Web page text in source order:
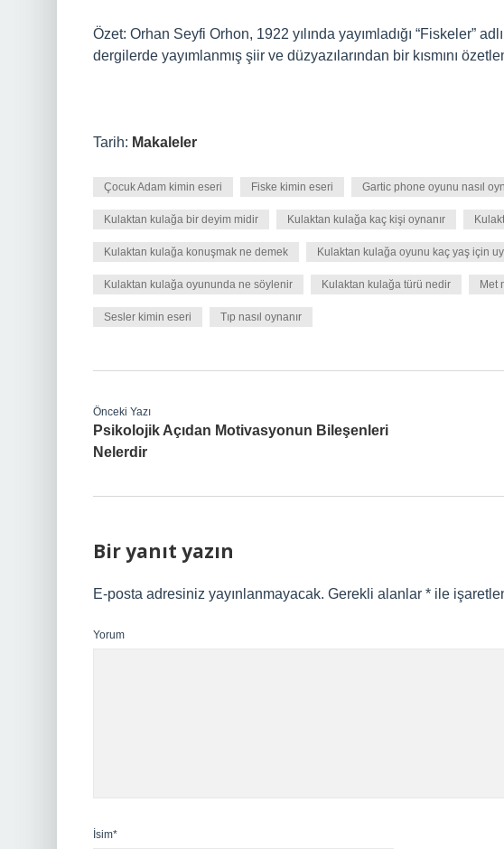
Özet: Orhan Seyfi Orhon, 1922 yılında yayımladığı “Fiskeler”
dergilerde yayımlanmış şiir ve düzyazılarından bir kısmını
Tarih: Makaleler
Çocuk Adam kimin eseri Fiske kimin eseri Gartic phone oyunu nasıl
Kulaktan kulağa bir deyim midir Kulaktan kulağa kaç kişi oynanır
Kulaktan kulağa konuşmak ne demek Kulaktan kulağa oyunu kaç yaş için
Kulaktan kulağa oyununda ne söylenir Kulaktan kulağa türü nedir Met
Sesler kimin eseri Tıp nasıl oynanır
Önceki Yazı
Psikolojik Açıdan Motivasyonun Bileşenleri
Nelerdir
Bir yanıt yazın
E-posta adresiniz yayınlanmayacak. Gerekli alanlar * ile
Yorum
İsim*